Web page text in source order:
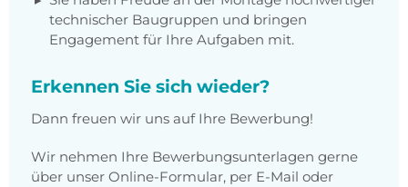
technischer Baugruppen und bringen
Engagement für Ihre Aufgaben mit.
Erkennen Sie sich wieder?
Dann freuen wir uns auf Ihre Bewerbung!
Wir nehmen Ihre Bewerbungsunterlagen gerne
über unser Online-Formular, per E-Mail oder